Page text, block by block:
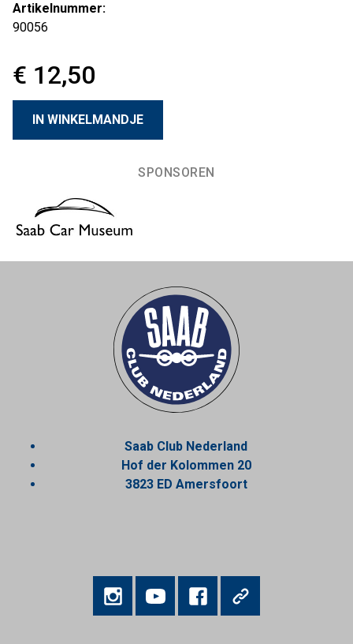
Artikelnummer:
90056
€ 12,50
SPONSOREN
Saab Club Nederland
Hof der Kolommen 20
3823 ED Amersfoort